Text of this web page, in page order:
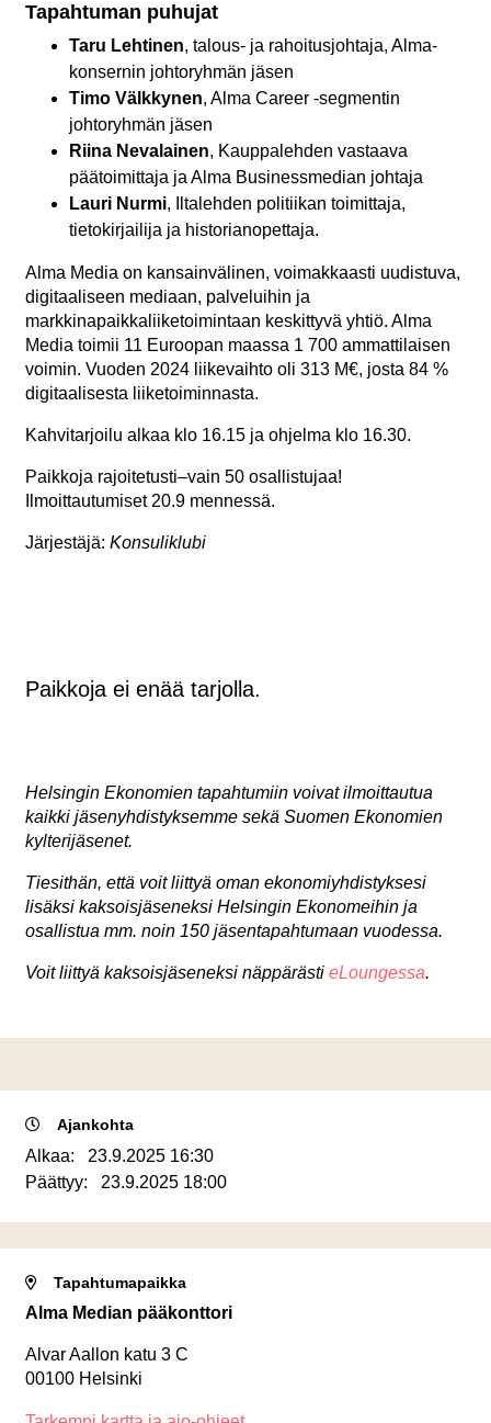
Tapahtuman puhujat
Taru Lehtinen, talous- ja rahoitusjohtaja, Alma-
konsernin johtoryhmän jäsen
Timo Välkkynen, Alma Career -segmentin
johtoryhmän jäsen
Riina Nevalainen, Kauppalehden vastaava
päätoimittaja ja Alma Businessmedian johtaja
Lauri Nurmi, Iltalehden politiikan toimittaja,
tietokirjailija ja historianopettaja.
Alma Media on kansainvälinen, voimakkaasti uudistuva,
digitaaliseen mediaan, palveluihin ja
markkinapaikkaliiketoimintaan keskittyvä yhtiö. Alma
Media toimii 11 Euroopan maassa 1 700 ammattilaisen
voimin. Vuoden 2024 liikevaihto oli 313 M€, josta 84 %
digitaalisesta liiketoiminnasta.
Kahvitarjoilu alkaa klo 16.15 ja ohjelma klo 16.30.
Paikkoja rajoitetusti–vain 50 osallistujaa!
Ilmoittautumiset 20.9 mennessä.
Järjestäjä: Konsuliklubi
Paikkoja ei enää tarjolla.
Helsingin Ekonomien tapahtumiin voivat ilmoittautua
kaikki jäsenyhdistyksemme sekä Suomen Ekonomien
kylterijäsenet.
Tiesithän, että voit liittyä oman ekonomiyhdistyksesi
lisäksi kaksoisjäseneksi Helsingin Ekonomeihin ja
osallistua mm. noin 150 jäsentapahtumaan vuodessa.
Voit liittyä kaksoisjäseneksi näppärästi eLoungessa.
Ajankohta
Alkaa: 23.9.2025 16:30
Päättyy: 23.9.2025 18:00
Tapahtumapaikka
Alma Median pääkonttori
Alvar Aallon katu 3 C
00100 Helsinki